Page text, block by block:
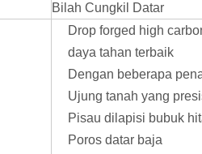
Bilah Cungkil Datar
Drop forged high
daya tahan terbaik
Dengan beberapa
Ujung tanah yang
Pisau dilapisi bubuk
Poros datar baja